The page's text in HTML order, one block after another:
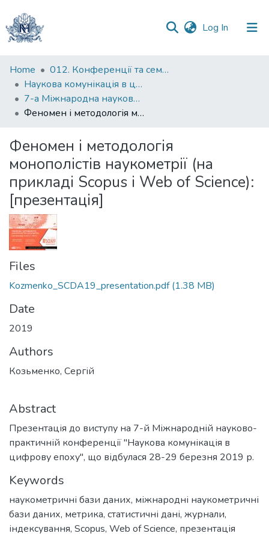
Log In (current)
Communities
&
Collections
Statistics
Home
012. Конференції та семінари НаУКМА
Наукова комунікація в цифрову епоху
7-а Міжнародна науково-практична конференція “Наукова комунікація в цифрову епоху”
Феномен і методологія монополістів наукометрії (на прикладі Scopus і Web of Science): [презентація]
Феномен і методологія
монополістів наукометрії (на
прикладі Scopus і Web of Science):
[презентація]
Files
Kozmenko_SCDA19_presentation.pdf(1.38 MB)
Date
2019
Authors
Козьменко, Сергій
Abstract
Презентація до виступу на 7-й Міжнародній науково-
практичній конференції "Наукова комунікація в
цифрову епоху", що відбулася 28-29 березня 2019 р.
Keywords
наукометричні бази даних, міжнародні наукометричні
бази даних, метрика, статистичні дані, журнали,
індексування, Scopus, Web of Science, презентація